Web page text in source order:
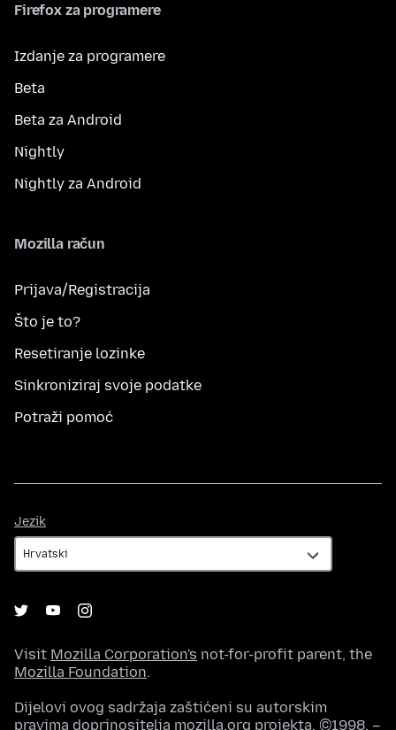
Firefox za programere
Izdanje za programere
Beta
Beta za Android
Nightly
Nightly za Android
Mozilla račun
Prijava/Registracija
Što je to?
Resetiranje lozinke
Sinkroniziraj svoje podatke
Potraži pomoć
Jezik
Visit Mozilla Corporation's not-for-profit parent, the
Mozilla Foundation.
Dijelovi ovog sadržaja zaštićeni su autorskim
pravima doprinositelja mozilla.org projekta, ©1998. –